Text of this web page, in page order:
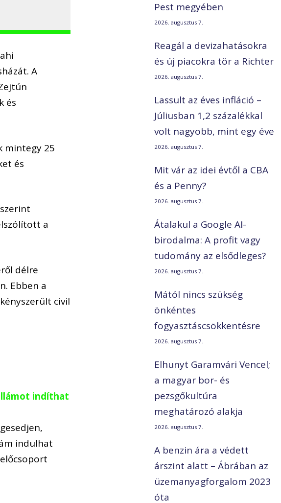
A
és
mintegy 25
és
a
délre
Ebben a
civil
indíthat
indulhat
Pest megyében
2026. augusztus 7.
Reagál a devizahatásokra
és új piacokra tör a Richter
2026. augusztus 7.
Lassult az éves infláció –
Júliusban 1,2 százalékkal
volt nagyobb, mint egy éve
2026. augusztus 7.
Mit vár az idei évtől a CBA
és a Penny?
2026. augusztus 7.
Átalakul a Google AI-
birodalma: A profit vagy
tudomány az elsődleges?
2026. augusztus 7.
Mától nincs szükség
önkéntes
fogyasztáscsökkentésre
2026. augusztus 7.
Elhunyt Garamvári Vencel;
a magyar bor- és
pezsgőkultúra
meghatározó alakja
2026. augusztus 7.
A benzin ára a védett
árszint alatt – Ábrában az
üzemanyagforgalom 2023
óta